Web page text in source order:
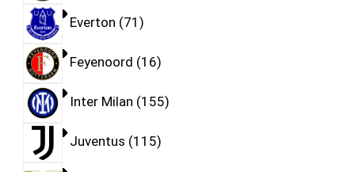
Everton 71
Feyenoord 16
Inter Milan 155
Juventus 115